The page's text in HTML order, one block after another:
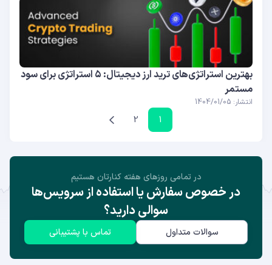
بهترین استراتژی‌های ترید ارز دیجیتال: ۵ استراتژی برای سود
مستمر
انتشار: 1404/01/05
1
2
در تمامی روز‌های هفته کنارتان هستیم
در خصوص سفارش یا استفاده از سرویس‌ها
سوالی دارید؟
سوالات متداول تماس با پشتیبانی